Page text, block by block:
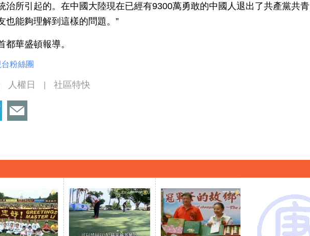
治所引起的。在中國大陸現在已經有9300萬勇敢的中國人退出了共產黨共青
也能夠理解到這樣的問題。”
都華盛頓報導。
粉絲團
人權日 社區特快